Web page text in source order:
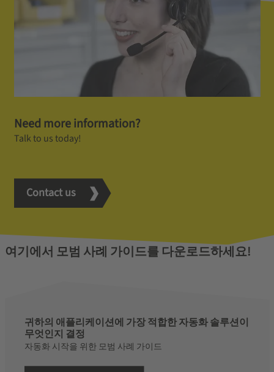
Need more information?
Talk to us today!
Contact us
여기에서 모범 사례 가이드를 다운로드하세요!
귀하의 애플리케이션에 가장 적합한 자동화 솔루션이
무엇인지 결정
자동화 시작을 위한 모범 사례 가이드